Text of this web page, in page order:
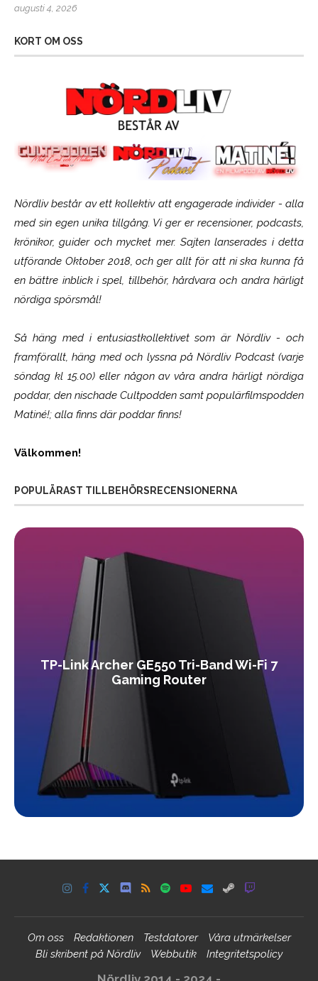
augusti 4, 2026
KORT OM OSS
Nördliv består av ett kollektiv att engagerade individer - alla
med sin egen unika tillgång. Vi ger er recensioner, podcasts,
krönikor, guider och mycket mer. Sajten lanserades i detta
utförande Oktober 2018, och ger allt för att ni ska kunna få
en bättre inblick i spel, tillbehör, hårdvara och andra härligt
nördiga spörsmål!
Så häng med i entusiastkollektivet som ärNördliv- och
framförallt, häng med och lyssna på Nördliv Podcast (varje
söndag kl 15.00) eller någon av våra andra härligt nördiga
poddar, den nischade Cultpodden samt populärfilmspodden
Matiné!; alla finns där poddar finns!
Välkommen!
POPULÄRAST TILLBEHÖRSRECENSIONERNA
TP-Link Archer GE550 Tri-Band Wi-Fi 7
Gaming Router
Om oss Redaktionen Testdatorer
Våra utmärkelser
Bli skribent på Nördliv
Webbutik Integritetspolicy